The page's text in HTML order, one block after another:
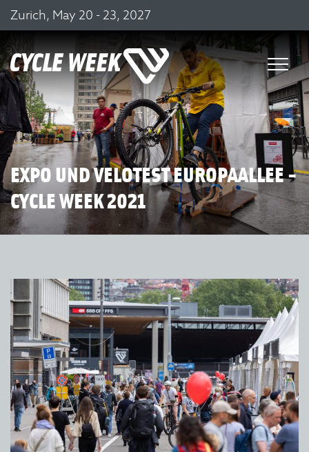
Zurich, May 20 - 23, 2027
EXPO UND VELOTEST EUROPAALLEE -
CYCLE WEEK 2021